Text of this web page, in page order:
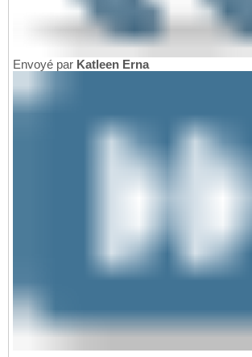
Envoyé par Katleen Erna